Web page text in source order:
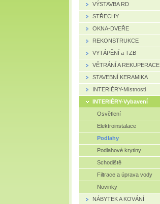
VÝSTAVBA RD
STŘECHY
OKNA-DVEŘE
REKONSTRUKCE
VYTÁPĚNÍ a TZB
VĚTRÁNÍ A REKUPERACE
STAVEBNÍ KERAMIKA
INTERIÉRY-Místnosti
INTERIÉRY-Vybavení
Osvětlení
Elektroinstalace
Podlahy
Podlahové krytiny
Schodiště
Filtrace a úprava vody
Novinky
NÁBYTEK A KOVÁNÍ